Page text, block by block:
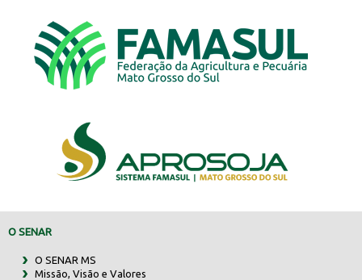
O SENAR
O SENAR MS
Missão, Visão e Valores